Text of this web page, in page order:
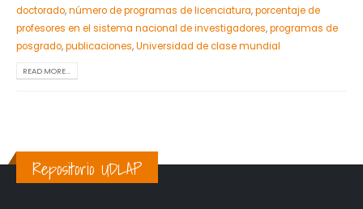
doctorado,número de programas de licenciatura,porcentaje de
profesores en el sistema nacional de investigadores,programas de
posgrado,publicaciones,Universidad de clase mundial
READ MORE...
Repositorio UDLAP